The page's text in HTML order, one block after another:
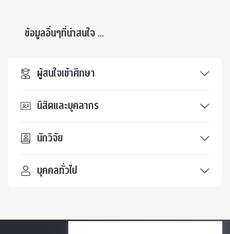
ข้อมูลอื่นๆที่น่าสนใจ ...
ผู้สนใจเข้าศึกษา
นิสิตและบุคลากร
นักวิจัย
บุคคลทั่วไป